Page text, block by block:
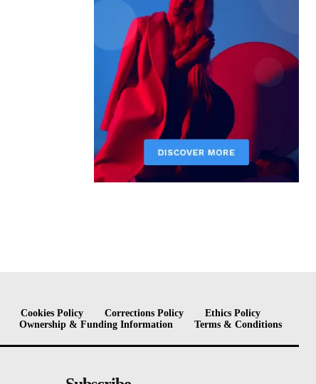
Cookies Policy Corrections Policy
Ethics Policy
Ownership & Funding Information Terms & Conditions